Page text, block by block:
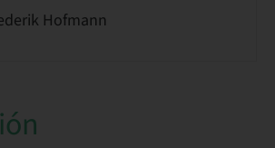
Hofmann